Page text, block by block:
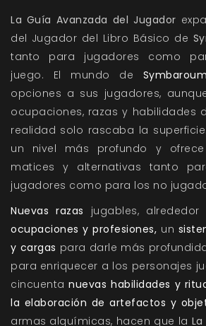
La Guía Avanzada del Jugador
del Jugador del Libro Básico de
tanto para jugadores como
juego. El mundo de Symbaroum
opciones a sus jugadores,
ocupaciones, razas y habilidades
realidad solo rascaba la
un nivel más profundo y
matices y alternativas tanto
jugadores como para los no
Nuevas razas jugables,
ocupaciones y profesiones, un
y cargas para darle más
para enriquecer a los personajes
cincuentanuevas habilidades y
la elaboración de artefactos y
armas alquímicas, hacen que la